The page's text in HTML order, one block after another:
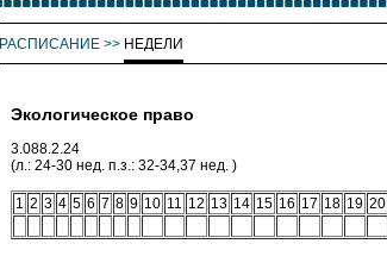
РАСПИСАНИЕ>> НЕДЕЛИ
Экологическое право
3.088.2.24
(л.: 24-30 нед. п.з.: 32-34,37 нед. )
1 2 3 4 5 6 7 8 9 10 11 12 13 14 15 16 17 18 19 20